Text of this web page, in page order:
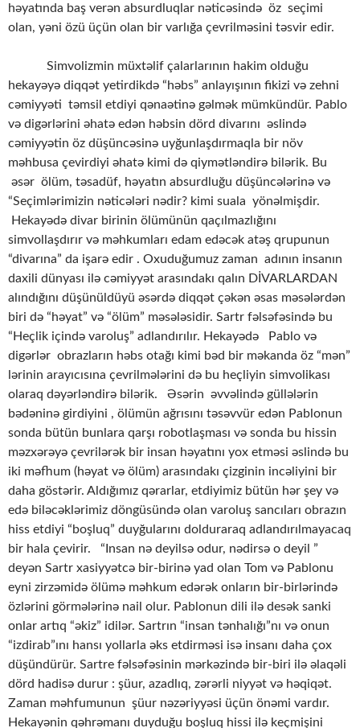
həyatında baş verən absurdluqlar nəticəsində öz seçimi
olan, yəni özü üçün olan bir varlığa çevrilməsini təsvir edir.
Simvolizmin müxtəlif çalarlarının hakim olduğu
hekayəyə diqqət yetirdikdə “həbs” anlayışının fikizi və zehni
cəmiyyəti təmsil etdiyi qənaətinə gəlmək mümkündür. Pablo
və digərlərini əhatə edən həbsin dörd divarını əslində
cəmiyyətin öz düşüncəsinə uyğunlaşdırmaqla bir növ
məhbusa çevirdiyi əhatə kimi də qiymətləndirə bilərik. Bu
əsər ölüm, təsadüf, həyatın absurdluğu düşüncələrinə və
“Seçimlərimizin nəticələri nədir? kimi suala yönəlmişdir.
Hekayədə divar birinin ölümünün qaçılmazlığını
simvollaşdırır və məhkumları edam edəcək atəş qrupunun
“divarına” da işarə edir . Oxuduğumuz zaman adının insanın
daxili dünyası ilə cəmiyyət arasındakı qalın DİVARLARDAN
alındığını düşünüldüyü əsərdə diqqət çəkən əsas məsələrdən
biri də “həyat” və “ölüm” məsələsidir. Sartr fəlsəfəsində bu
“Heçlik içində varoluş” adlandırılır. Hekayədə Pablo və
digərlər obrazların həbs otağı kimi bəd bir məkanda öz “mən”
lərinin arayıcısına çevrilmələrini də bu heçliyin simvolikası
olaraq dəyərləndirə bilərik. Əsərin əvvəlində güllələrin
bədəninə girdiyini , ölümün ağrısını təsəvvür edən Pablonun
sonda bütün bunlara qarşı robotlaşması və sonda bu hissin
məzxərəyə çevrilərək bir insan həyatını yox etməsi əslində bu
iki məfhum (həyat və ölüm) arasındakı çizginin incəliyini bir
daha göstərir. Aldığımız qərarlar, etdiyimiz bütün hər şey və
edə biləcəklərimiz döngüsündə olan varoluş sancıları obrazın
hiss etdiyi “boşluq” duyğularını dolduraraq adlandırılmayacaq
bir hala çevirir. “Insan nə deyilsə odur, nədirsə o deyil ”
deyən Sartr xasiyyətcə bir-birinə yad olan Tom və Pablonu
eyni zirzəmidə ölümə məhkum edərək onların bir-birlərində
özlərini görmələrinə nail olur. Pablonun dili ilə desək sanki
onlar artıq “əkiz” idilər. Sartrın “insan tənhalığı”nı və onun
“izdirab”ını hansı yollarla əks etdirməsi isə insanı daha çox
düşündürür. Sartre fəlsəfəsinin mərkəzində bir-biri ilə əlaqəli
dörd hadisə durur : şüur, azadlıq, zərərli niyyət və həqiqət.
Zaman məhfumunun şüur nəzəriyyəsi üçün önəmi vardır.
Hekayənin qəhrəmanı duyduğu boşluq hissi ilə keçmişini